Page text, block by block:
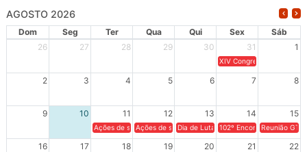
AGOSTO 2026
Dom Seg Ter Qua Qui Sex
Sáb
26
27 28 29 30 31 1
XIV Congresso Brasileiro
2 3 4 5 6 7 8
9 10 11 12 13 14 15
Ações de solidariedade a Cuba no Rio Grande do Sul - 100
Ações de solidariedade a Cuba no Rio Grande do
Dia de Luta em Defesa de Cuba e da
102º Encontro da
Reunião
16 17 18 19 20 21 22